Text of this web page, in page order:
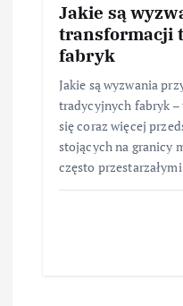
Jakie są
transformacji
fabryk
Jakie są wyzwania
tradycyjnych fabryk
się coraz więcej
stojących na granicy
często